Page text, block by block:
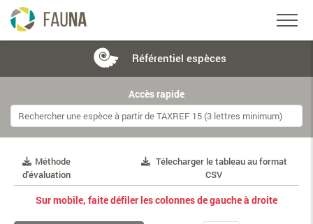
Référentiel espèces
Accès rapide
Méthode
d'évaluation
Télecharger le tableau au format
CSV
Sur mobile, faite défiler les colonnes de gauche à droite